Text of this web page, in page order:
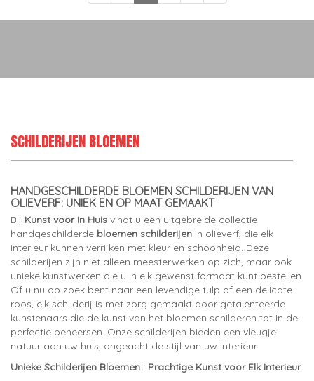
SCHILDERIJEN BLOEMEN
HANDGESCHILDERDE BLOEMEN SCHILDERIJEN VAN
OLIEVERF: UNIEK EN OP MAAT GEMAAKT
Bij Kunst voor in Huis vindt u een uitgebreide collectie
handgeschilderde bloemen schilderijen in olieverf, die elk
interieur kunnen verrijken met kleur en schoonheid. Deze
schilderijen zijn niet alleen meesterwerken op zich, maar ook
unieke kunstwerken die u in elk gewenst formaat kunt bestellen.
Of u nu op zoek bent naar een levendige tulp of een delicate
roos, elk schilderij is met zorg gemaakt door getalenteerde
kunstenaars die de kunst van het bloemen schilderen tot in de
perfectie beheersen. Onze schilderijen bieden een vleugje
natuur aan uw huis, ongeacht de stijl van uw interieur.
Unieke Schilderijen Bloemen : Prachtige Kunst voor Elk Interieur